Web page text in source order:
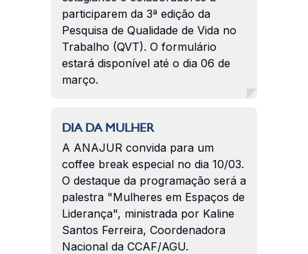
participarem da 3ª edição da
Pesquisa de Qualidade de Vida no
Trabalho (QVT). O formulário
estará disponível até o dia 06 de
março.
DIA DA MULHER
A ANAJUR convida para um
coffee break especial no dia 10/03.
O destaque da programação será a
palestra "Mulheres em Espaços de
Liderança", ministrada por Kaline
Santos Ferreira, Coordenadora
Nacional da CCAF/AGU.